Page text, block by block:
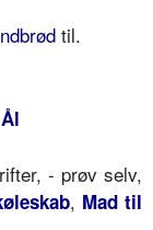
til.
- prøv selv,
, Mad til